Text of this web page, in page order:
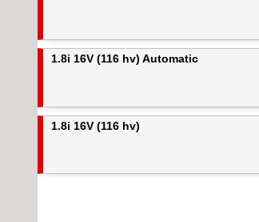
1.8i 16V (116 hv) Automatic
1.8i 16V (116 hv)